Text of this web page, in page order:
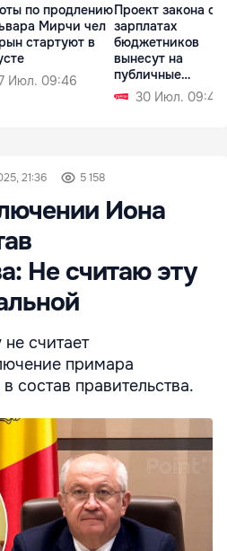
по продлению
Мирчи чел
стартуют в
Июл. 09:46
Проект закона о
зарплатах
бюджетников
вынесут на
публичные
обсуждения в
сентябре
30 Июл. 09:49
21:36 5 158
Иона
Не считаю эту
считает
примара
состав правительства.